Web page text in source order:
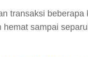
transaksi beberapa
sampai